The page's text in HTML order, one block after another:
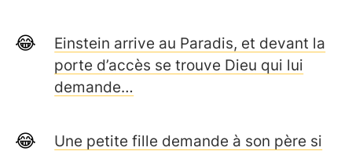
Einstein arrive au Paradis, et devant la
porte d’accès se trouve Dieu qui lui
demande…
Une petite fille demande à son père si